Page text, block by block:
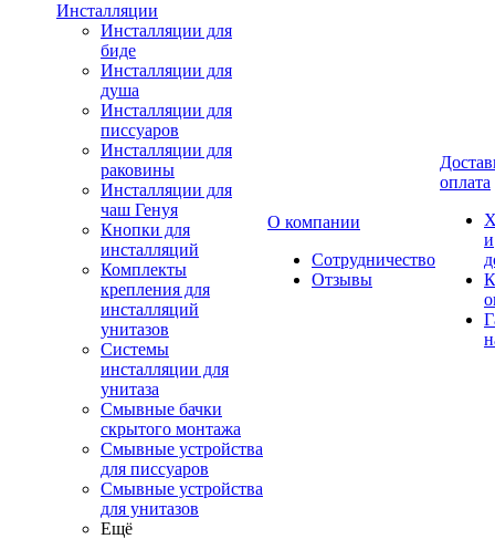
Инсталляции
Инсталляции для
биде
Инсталляции для
душа
Инсталляции для
писсуаров
Инсталляции для
раковины
Инсталляции для
чаш Генуя
Кнопки для
инсталляций
Комплекты
крепления для
инсталляций
унитазов
Системы
инсталляции для
унитаза
Смывные бачки
скрытого монтажа
Смывные устройства
для писсуаров
Смывные устройства
для унитазов
Ещё
О компании
Сотрудничество
Отзывы
оплата
и